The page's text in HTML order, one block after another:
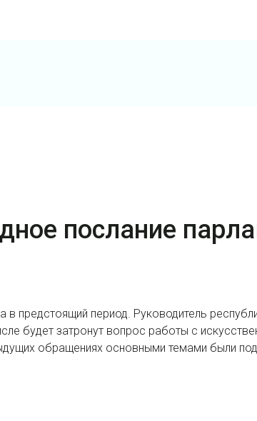
послание
предстоящий период. Руководитель
будет затронут вопрос работы с
обращениях основными темами были